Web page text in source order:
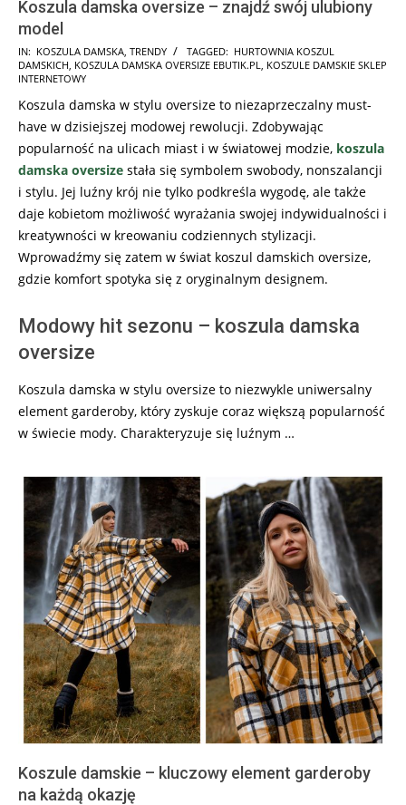
Koszula damska oversize – znajdź swój ulubiony
model
2023-
11-
IN: KOSZULA DAMSKA TRENDY TAGGED: HURTOWNIA KOSZUL
DAMSKICH KOSZULA DAMSKA OVERSIZE EBUTIK.PL
KOSZULE DAMSKIE SKLEP
INTERNETOWY
Koszula damska w stylu oversize to niezaprzeczalny must-
have w dzisiejszej modowej rewolucji. Zdobywając
popularność na ulicach miast i w światowej modzie, koszula
damska oversize stała się symbolem swobody, nonszalancji
i stylu. Jej luźny krój nie tylko podkreśla wygodę, ale także
daje kobietom możliwość wyrażania swojej indywidualności i
kreatywności w kreowaniu codziennych stylizacji.
Wprowadźmy się zatem w świat koszul damskich oversize,
gdzie komfort spotyka się z oryginalnym designem.
Modowy hit sezonu – koszula damska
oversize
Koszula damska w stylu oversize to niezwykle uniwersalny
element garderoby, który zyskuje coraz większą popularność
w świecie mody. Charakteryzuje się luźnym …
Koszule damskie – kluczowy element garderoby
na każdą okazję